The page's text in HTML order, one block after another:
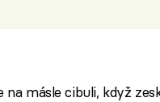
na másle cibuli, když